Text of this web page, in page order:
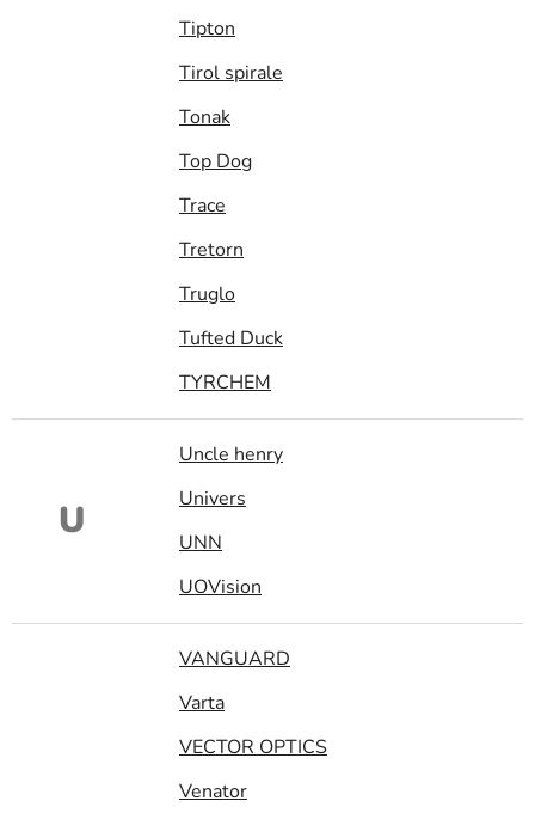
Tipton
Tirol spirale
Tonak
Top Dog
Trace
Tretorn
Truglo
Tufted Duck
TYRCHEM
U
Uncle henry
Univers
UNN
UOVision
VANGUARD
Varta
VECTOR OPTICS
Venator